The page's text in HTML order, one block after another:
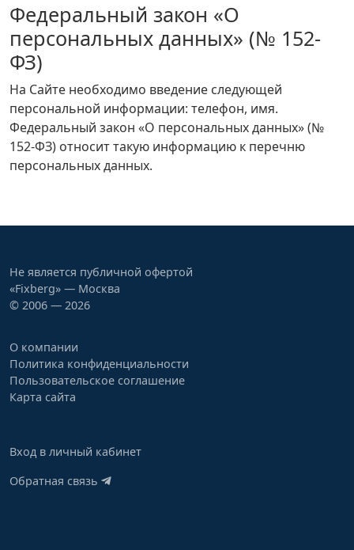
Федеральный закон «О
персональных данных» (№ 152-
ФЗ)
На Сайте необходимо введение следующей
персональной информации: телефон, имя.
Федеральный закон «О персональных данных» (№
152-ФЗ) относит такую информацию к перечню
персональных данных.
Не является публичной офертой
«Fixberg» — Москва
© 2006 — 2026
О компании
Политика конфиденциальности
Пользовательское соглашение
Карта сайта
Вход в личный кабинет
Обратная связь